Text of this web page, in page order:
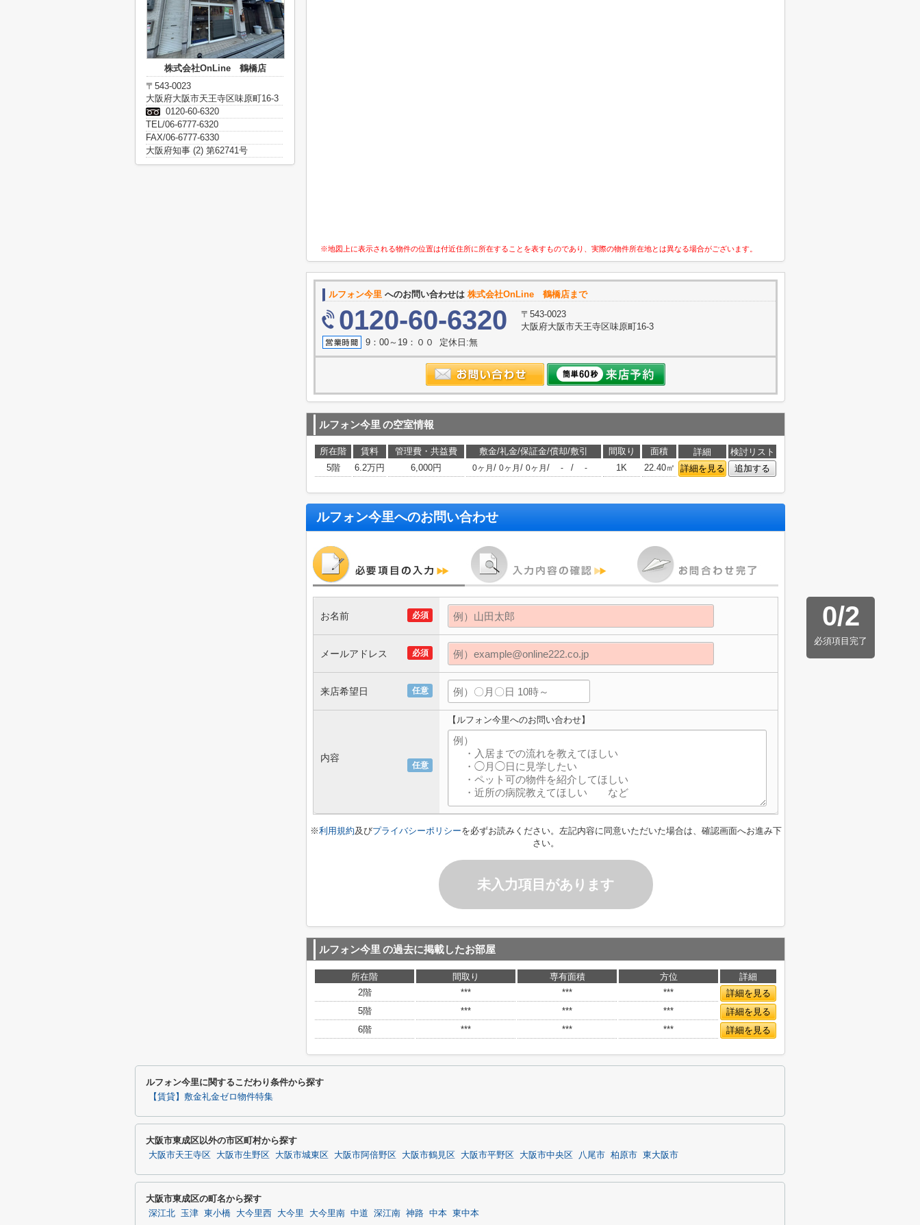
※地図上に表示される物件の位置は付近住所に所在することを表すものであり、実際の物件所在地とは異なる場合がございます。
ルフォン今里 へのお問い合わせは 株式会社OnLine 鶴橋店まで
0120-60-6320
〒543-0023
大阪府大阪市天王寺区味原町16-3
9：00～19：００ 定休日:無
ルフォン今里 の空室情報
所在階 賃料 管理費・共益費 敷金/礼金/保証金/償却/敷引 間取り 面積 詳細
検討リスト
5階
6.2万円 6,000円 0ヶ月 / 0ヶ月 / 0ヶ月 / - / - 1K 22.40㎡ 詳細を見る 追加する
ルフォン今里へのお問い合わせ
0/2
必須項目完了
必須
お名前
必須
メールアドレス
任意
来店希望日
任意
内容
【ルフォン今里へのお問い合わせ】
※利用規約及びプライバシーポリシーを必ずお読みください。左記内容に同意いただいた場合は、確認画面へお進み下
さい。
未入力項目があります
ルフォン今里 の過去に掲載したお部屋
所在階 間取り 専有面積 方位
詳細
2階
*** *** ***
詳細を見る
5階
*** *** ***
詳細を見る
6階
*** *** *** 詳細を見る
株式会社OnLine 鶴橋店
〒543-0023
大阪府大阪市天王寺区味原町16-3
0120-60-6320
TEL/06-6777-6320
FAX/06-6777-6330
大阪府知事 (2) 第62741号
ルフォン今里に関するこだわり条件から探す
【賃貸】敷金礼金ゼロ物件特集
大阪市東成区以外の市区町村から探す
大阪市天王寺区 大阪市生野区 大阪市城東区 大阪市阿倍野区 大阪市鶴見区 大阪市平野区 大阪市中央区 八尾市 柏原市 東大阪市
大阪市東成区の町名から探す
深江北 玉津 東小橋 大今里西 大今里 大今里南 中道 深江南 神路 中本 東中本